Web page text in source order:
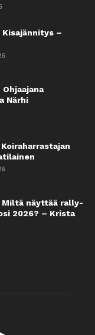
–
Närhi
näyttää rally-
2026? – Krista